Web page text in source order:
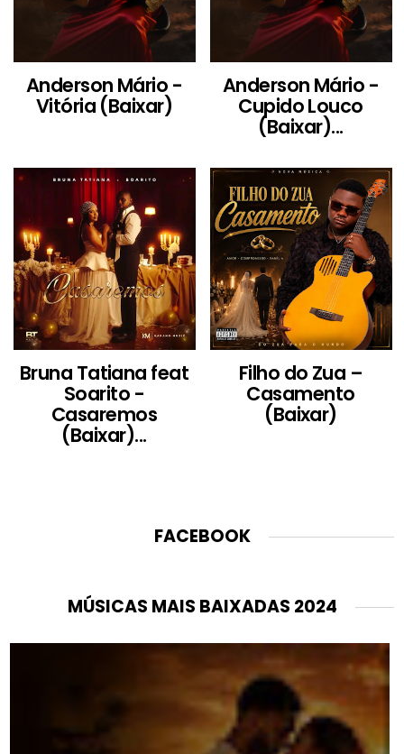
Anderson Mário -
Vitória (Baixar)
Anderson Mário -
Cupido Louco
(Baixar)...
Bruna Tatiana feat
Soarito -
Casaremos
(Baixar)...
Filho do Zua –
Casamento
(Baixar)
FACEBOOK
MÚSICAS MAIS BAIXADAS 2024